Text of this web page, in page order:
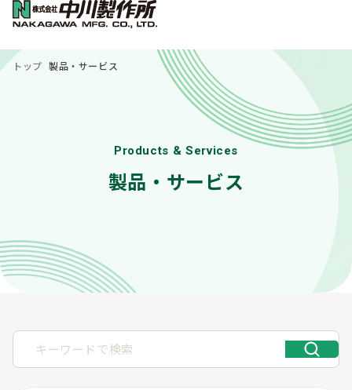
トップ 製品・サービス
Products & Services
製品・サービス